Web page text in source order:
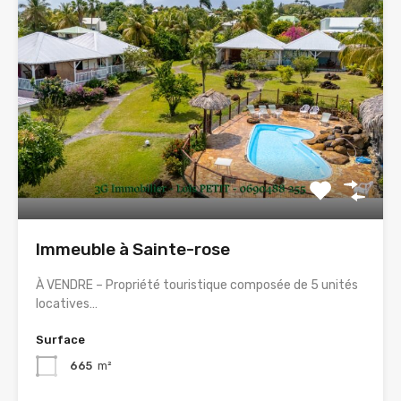
Immeuble à Sainte-rose
À VENDRE – Propriété touristique composée de 5 unités
locatives…
Surface
665 m²